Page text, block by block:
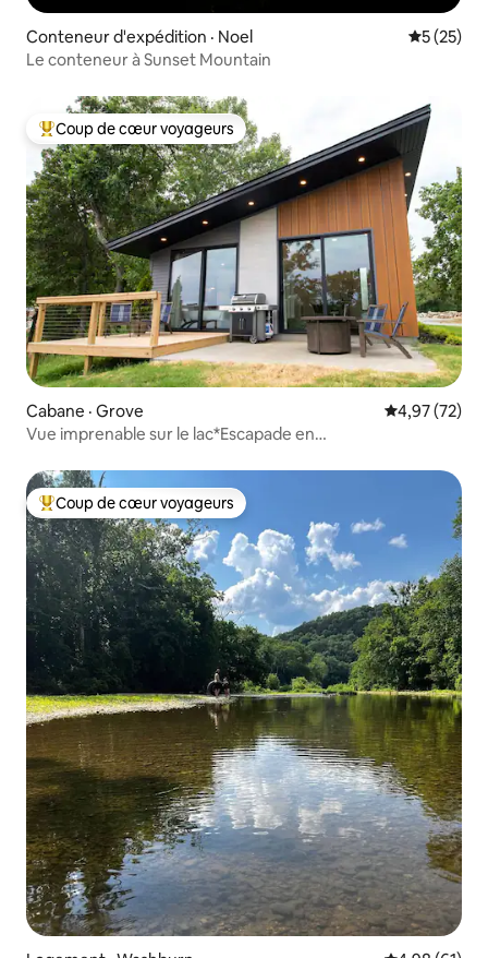
Conteneur d'expédition · Noel Note
5 (25)
Le conteneur à Sunset Mountain
Coup de cœur voyageurs parmi les plus aimés
Coup de cœur voyageurs
Cabane · Grove Note
4,97 (72)
Vue imprenable sur le lac*Escapade en
Coup de cœur voyageurs parmi les plus aimés
Coup de cœur voyageurs